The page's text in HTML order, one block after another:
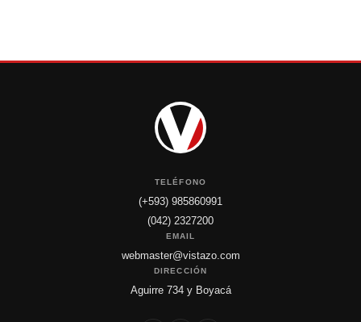
TELÉFONO
(+593) 985860991
(042) 2327200
EMAIL
webmaster@vistazo.com
DIRECCIÓN
Aguirre 734 y Boyacá